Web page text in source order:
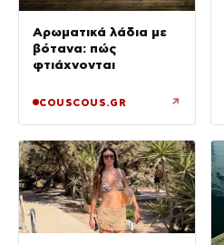
Αρωματικά λάδια με
βότανα: πώς
φτιάχνονται
COUSCOUS.GR ↗